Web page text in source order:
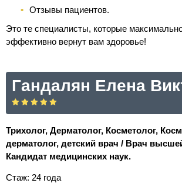
Отзывы пациентов.
Это те специалисты, которые
эффективно вернут вам здоровье!
Гандалян Елена
Трихолог, Дерматолог, Косметолог,
дерматолог, детский врач / Врач
Кандидат медицинских наук.
Стаж: 24 года